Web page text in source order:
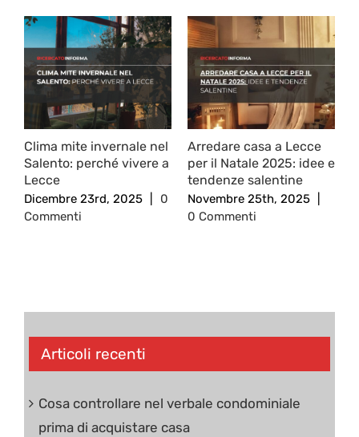
Clima mite invernale nel
Salento: perché vivere a
Lecce
Dicembre 23rd, 2025
0
Commenti
Arredare casa a Lecce
per il Natale 2025: idee e
tendenze salentine
Novembre 25th, 2025
0 Commenti
Articoli recenti
Cosa controllare nel verbale condominiale
prima di acquistare casa